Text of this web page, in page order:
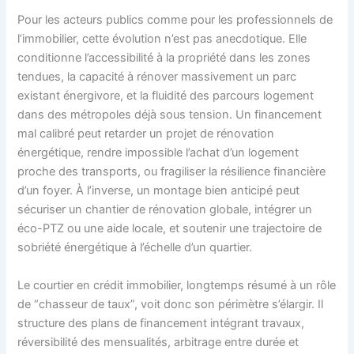
Pour les acteurs publics comme pour les professionnels de
l’immobilier, cette évolution n’est pas anecdotique. Elle
conditionne l’accessibilité à la propriété dans les zones
tendues, la capacité à rénover massivement un parc
existant énergivore, et la fluidité des parcours logement
dans des métropoles déjà sous tension. Un financement
mal calibré peut retarder un projet de rénovation
énergétique, rendre impossible l’achat d’un logement
proche des transports, ou fragiliser la résilience financière
d’un foyer. À l’inverse, un montage bien anticipé peut
sécuriser un chantier de rénovation globale, intégrer un
éco-PTZ ou une aide locale, et soutenir une trajectoire de
sobriété énergétique à l’échelle d’un quartier.
Le courtier en crédit immobilier, longtemps résumé à un rôle
de “chasseur de taux”, voit donc son périmètre s’élargir. Il
structure des plans de financement intégrant travaux,
réversibilité des mensualités, arbitrage entre durée et